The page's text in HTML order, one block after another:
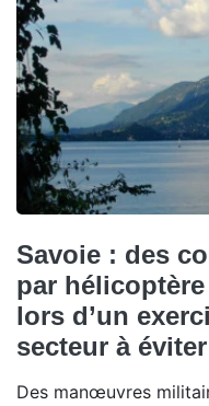
Savoie : des
par
lors d’un
secteur à éviter
Des manœuvres